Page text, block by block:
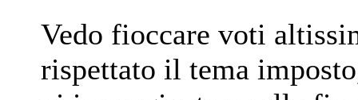
Vedo fioccare voti
rispettato il tema